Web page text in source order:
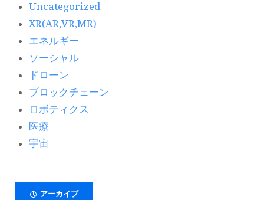
Uncategorized
XR(AR,VR,MR)
エネルギー
ソーシャル
ドローン
ブロックチェーン
ロボティクス
医療
宇宙
アーカイブ